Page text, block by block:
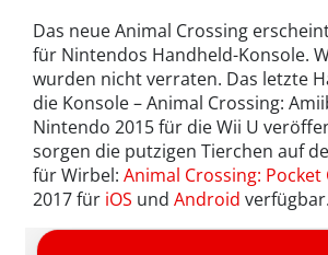
Das neue Animal Crossing
für Nintendos Handheld-Konsole.
wurden nicht verraten. Das letzte
die Konsole – Animal Crossing:
Nintendo 2015 für die Wii U
sorgen die putzigen Tierchen auf
für Wirbel: Animal Crossing: Pocket
2017 für iOS und Android verfügbar.